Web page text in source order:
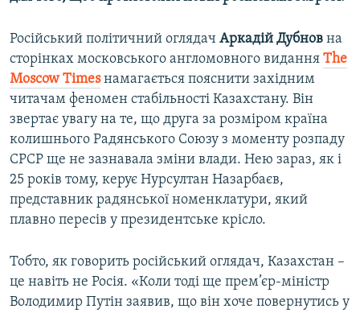
Російський політичний оглядач Аркадій Дубнов на
сторінках московського англомовного видання The
Moscow Timesнамагається пояснити західним
читачам феномен стабільності Казахстану. Він
звертає увагу на те, що друга за розміром країна
колишнього Радянського Союзу з моменту розпаду
СРСР ще не зазнавала зміни влади. Нею зараз, як і
25 років тому, керує Нурсултан Назарбаєв,
представник радянської номенклатури, який
плавно пересів у президентське крісло.
Тобто, як говорить російський оглядач, Казахстан –
це навіть не Росія. «Коли тоді ще прем’єр-міністр
Володимир Путін заявив, що він хоче повернутись у